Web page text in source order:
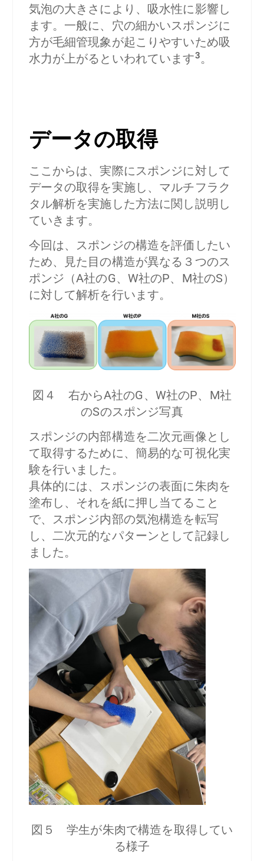
気泡の大きさにより、吸水性に影響し
ます。一般に、穴の細かいスポンジに
方が毛細管現象が起こりやすいため吸
水力が上がるといわれています3。
データの取得
ここからは、実際にスポンジに対して
データの取得を実施し、マルチフラク
タル解析を実施した方法に関し説明し
ていきます。
今回は、スポンジの構造を評価したい
ため、見た目の構造が異なる３つのス
ポンジ（A社のG、W社のP、M社のS）
に対して解析を行います。
図４ 右からA社のG、W社のP、M社
のSのスポンジ写真
スポンジの内部構造を二次元画像とし
て取得するために、簡易的な可視化実
験を行いました。
具体的には、スポンジの表面に朱肉を
塗布し、それを紙に押し当てること
で、スポンジ内部の気泡構造を転写
し、二次元的なパターンとして記録し
ました。
図５ 学生が朱肉で構造を取得してい
る様子